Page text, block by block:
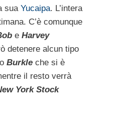
sua Yucaipa. L’intera
C’è comunque
eHarvey
detenere alcun tipo
Burkle che si è
il resto verrà
York Stock